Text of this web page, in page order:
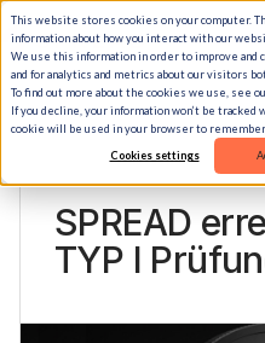
This website stores cookies on your computer.
information about how you interact with our
We use this information in order to improve and
and for analytics and metrics about our visitors
To find out more about the cookies we use, see
If you decline, your information won’t be
cookie will be used in your browser to
Cookies settings
BLOG · STORY
SPREAD
TYP I